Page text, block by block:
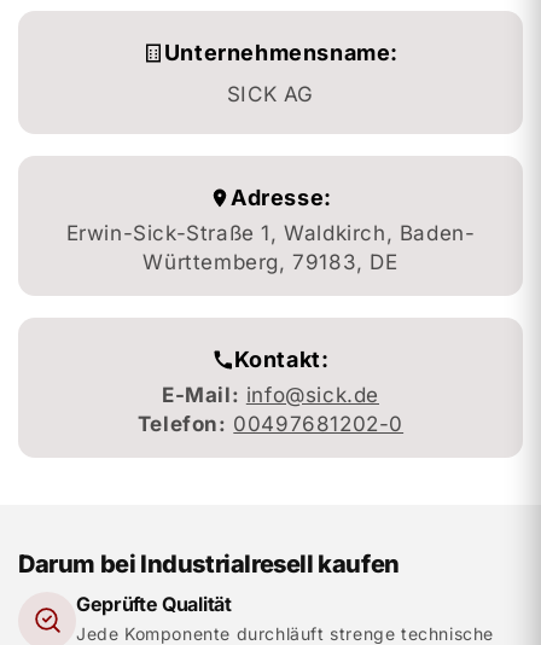
Unternehmensname:
SICK AG
Adresse:
Erwin-Sick-Straße 1, Waldkirch, Baden-
Württemberg, 79183, DE
Kontakt:
E-Mail: info@sick.de
Telefon: 00497681202-0
Darum bei Industrialresell kaufen
Geprüfte Qualität
Jede Komponente durchläuft strenge technische